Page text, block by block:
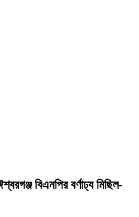
বিএনপির বর্ণাঢ্য মিছিল-